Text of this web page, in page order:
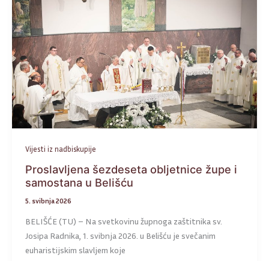
Vijesti iz nadbiskupije
Proslavljena šezdeseta obljetnice župe i
samostana u Belišću
5. svibnja 2026
BELIŠĆE (TU) – Na svetkovinu župnoga zaštitnika sv.
Josipa Radnika, 1. svibnja 2026. u Belišću je svečanim
euharistijskim slavljem koje